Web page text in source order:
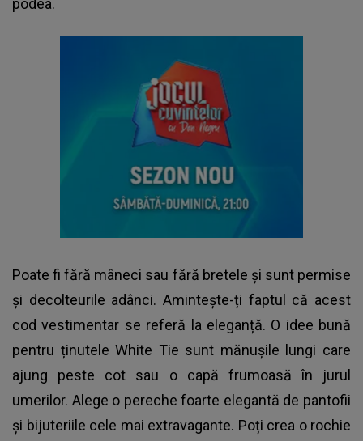
podea.
Poate fi fără mâneci sau fără bretele și sunt permise
și decolteurile adânci. Amintește-ți faptul că acest
cod vestimentar se referă la eleganță. O idee bună
pentru ținutele White Tie sunt mănușile lungi care
ajung peste cot sau o capă frumoasă în jurul
umerilor. Alege o pereche foarte elegantă de pantofii
și bijuteriile cele mai extravagante. Poți crea o rochie